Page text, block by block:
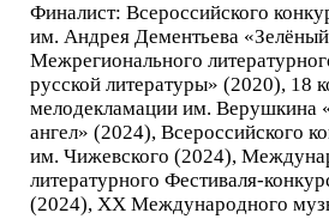
Финалист: Всероссийского
им. Андрея Дементьева
Межрегионального
русской литературы» (2020), 18
мелодекламации им. Верушкина
ангел» (2024), Всероссийского
им. Чижевского (2024),
литературного Фестиваля-
(2024), ХХ Международного